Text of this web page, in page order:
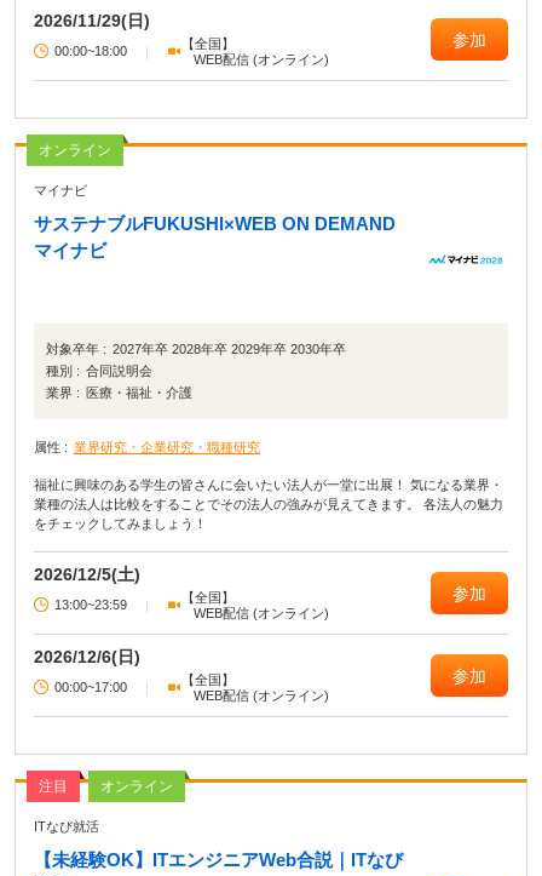
2026/11/29(日)
00:00~18:00 |
【全国】
WEB配信 (オンライン)
参加
オンライン
マイナビ
サステナブルFUKUSHI×WEB ON DEMAND
マイナビ
対象卒年 : 2027年卒 2028年卒 2029年卒 2030年卒
種別 : 合同説明会
業界 :
医療・福祉・介護
属性 : 業界研究・企業研究・職種研究
福祉に興味のある学生の皆さんに会いたい法人が一堂に出展！ 気になる業界・
業種の法人は比較をすることでその法人の強みが見えてきます。 各法人の魅力
をチェックしてみましょう！
2026/12/5(土)
13:00~23:59 |
【全国】
WEB配信 (オンライン)
参加
2026/12/6(日)
00:00~17:00 |
【全国】
WEB配信 (オンライン)
参加
注目 オンライン
ITなび就活
【未経験OK】ITエンジニアWeb合説｜ITなび